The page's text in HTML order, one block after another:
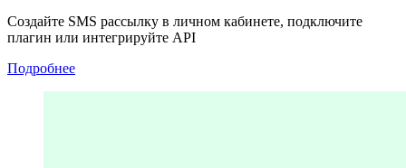
Создайте SMS рассылку в личном кабинете, подключите
плагин или интегрируйте API
Подробнее